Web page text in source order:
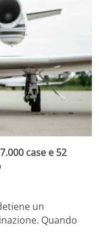
case e 52
un
Quando